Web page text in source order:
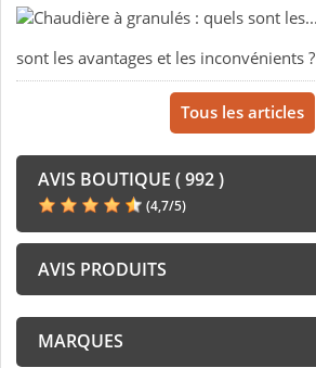
sont les avantages et les inconvénients ?
Tous les articles
AVIS BOUTIQUE ( 992 )
(4,7/5)
AVIS PRODUITS
MARQUES